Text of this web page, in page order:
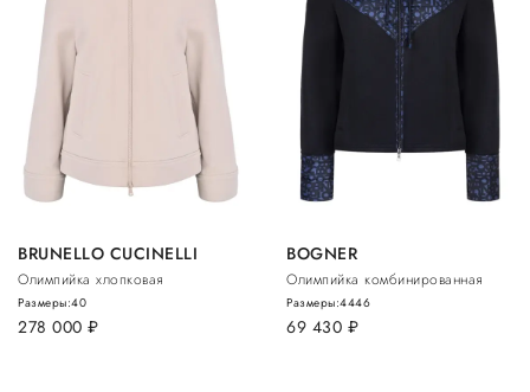
BRUNELLO CUCINELLI
Олимпийка хлопковая
278 000 руб.
Размеры:40
BOGNER
Олимпийка комбинированная
69 430 руб.
Размеры:4446